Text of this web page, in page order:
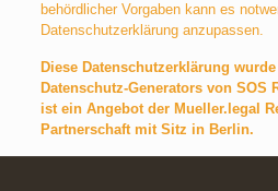
behördlicher Vorgaben kann es
Datenschutzerklärung anzupassen.
Diese Datenschutzerklärung
Datenschutz-Generators von SOS
ist ein Angebot der Mueller.legal
Partnerschaft mit Sitz in Berlin.